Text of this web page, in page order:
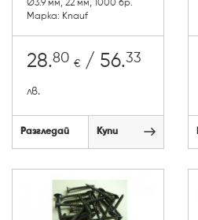
Ø3.9 мм, 22 мм, 1000 бр.
Марка: Knauf
28.80 € / 56.33
лв.
Разгледай Купи